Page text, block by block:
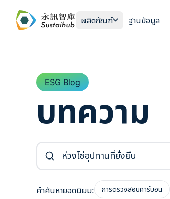
ผลิตภัณฑ์
ฐานข้อมูล
ESG Blog
บทความ
ค้นหาบทความ
คำค้นหายอดนิยม: การตรวจสอบคาร์บอน